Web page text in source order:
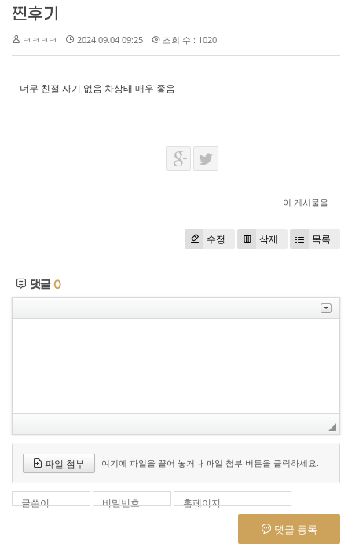
찐후기
ㅋㅋㅋㅋ 2024.09.04 09:25 조회 수 : 1020
너무 친절 사기 없음 차상태 매우 좋음
이 게시물을
수정 삭제 목록
댓글0
파일 첨부 여기에 파일을 끌어 놓거나 파일 첨부 버튼을 클릭하세요.
글쓴이 비밀번호 홈페이지
댓글 등록